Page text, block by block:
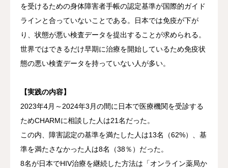
を受けるための身体障害者手帳の認定基準が国際的ガイド
ラインと合っていないことである。日本では免疫が下が
り、状態が悪い検査データを提出することが求められる。
世界ではできるだけ早期に治療を開始しているため免疫状
態の悪い検査データを持っていない人が多い。
【実践の内容】
2023年4月～2024年3月の間に日本で医療機関を受診する
ためCHARMに相談した人は21名だった。
この内、障害認定の基準を満たした人は13名（62%）、基
準を満たさなかった人は8名（38％）だった。
8名が日本でHIV治療を継続した方法は「オンライン薬局か